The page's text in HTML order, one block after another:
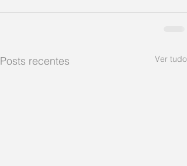
Posts recentes Ver tudo